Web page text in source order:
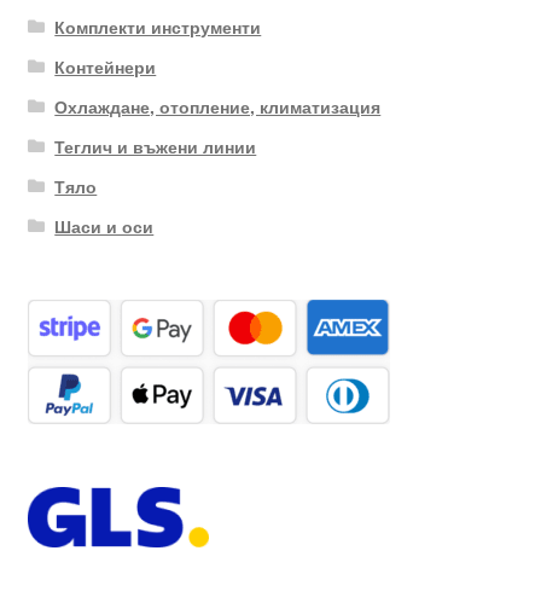
Комплекти инструменти
Контейнери
Охлаждане, отопление, климатизация
Теглич и въжени линии
Тяло
Шаси и оси